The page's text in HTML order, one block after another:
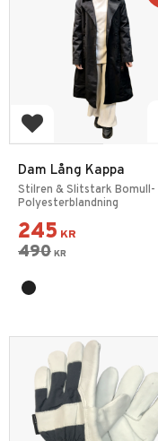
Lägg till i favoriter
Dam Lång Kappa
Stilren & Slitstark Bomull-
Polyesterblandning
245 KR
490 KR